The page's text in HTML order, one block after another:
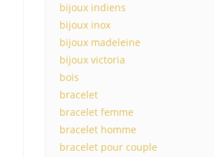
bijoux indiens
bijoux inox
bijoux madeleine
bijoux victoria
bois
bracelet
bracelet femme
bracelet homme
bracelet pour couple